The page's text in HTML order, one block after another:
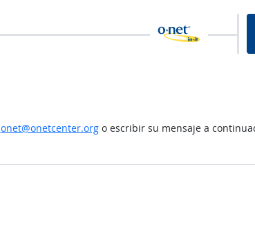
onet@onetcenter.orgo escribir su mensaje a